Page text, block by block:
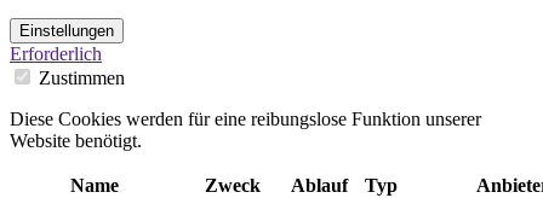
Einstellungen
Erforderlich
Zustimmen
Diese Cookies werden für eine reibungslose Funktion unserer
Website benötigt.
Name Zweck Ablauf Typ